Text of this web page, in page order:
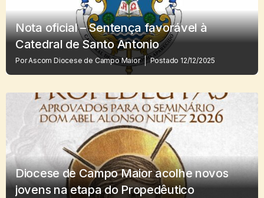
Nota oficial – Sentença favorável à
Catedral de Santo Antonio
PorAscom Diocese de Campo Maior Postado 12/12/2025
Diocese de Campo Maior acolhe novos
jovens na etapa do Propedêutico